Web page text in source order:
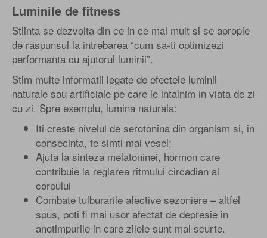
Luminile de fitness
Stiinta se dezvolta din ce in ce mai mult si se apropie
de raspunsul la intrebarea “cum sa-ti optimizezi
performanta cu ajutorul luminii”.
Stim multe informatii legate de efectele luminii
naturale sau artificiale pe care le intalnim in viata de zi
cu zi. Spre exemplu, lumina naturala:
Iti creste nivelul de serotonina din organism si, in
consecinta, te simti mai vesel;
Ajuta la sinteza melatoninei, hormon care
contribuie la reglarea ritmului circadian al
corpului
Combate tulburarile afective sezoniere – altfel
spus, poti fi mai usor afectat de depresie in
anotimpurile in care zilele sunt mai scurte.